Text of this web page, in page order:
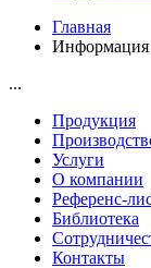
Главная
Информация
...
Продукция
Услуги
О компании
Референс-
Библиотека
Контакты